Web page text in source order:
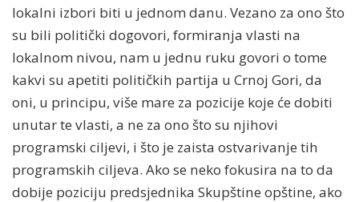
lokalni izbori biti u jednom danu. Vezano za ono što
su bili politički dogovori, formiranja vlasti na
lokalnom nivou, nam u jednu ruku govori o tome
kakvi su apetiti političkih partija u Crnoj Gori, da
oni, u principu, više mare za pozicije koje će dobiti
unutar te vlasti, a ne za ono što su njihovi
programski ciljevi, i što je zaista ostvarivanje tih
programskih ciljeva. Ako se neko fokusira na to da
dobije poziciju predsjednika Skupštine opštine, ako